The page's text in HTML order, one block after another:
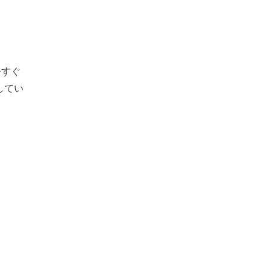
ぐ
てい